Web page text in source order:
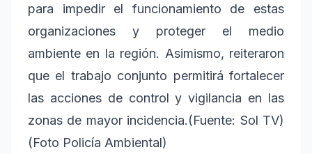
para impedir el funcionamiento de estas
organizaciones y proteger el medio
ambiente en la región. Asimismo, reiteraron
que el trabajo conjunto permitirá fortalecer
las acciones de control y vigilancia en las
zonas de mayor incidencia.(Fuente: Sol TV)
(Foto Policía Ambiental)